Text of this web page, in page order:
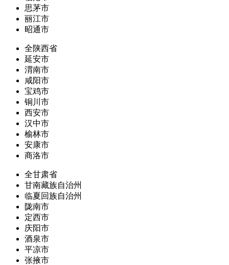
思茅市
丽江市
昭通市
全陕西省
延安市
渭南市
咸阳市
宝鸡市
铜川市
西安市
汉中市
榆林市
安康市
商洛市
全甘肃省
甘南藏族自治州
临夏回族自治州
陇南市
定西市
庆阳市
酒泉市
平凉市
张掖市